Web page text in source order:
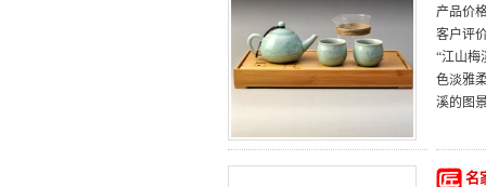
产品价
客户评
“江山梅
色淡雅
溪的图
名